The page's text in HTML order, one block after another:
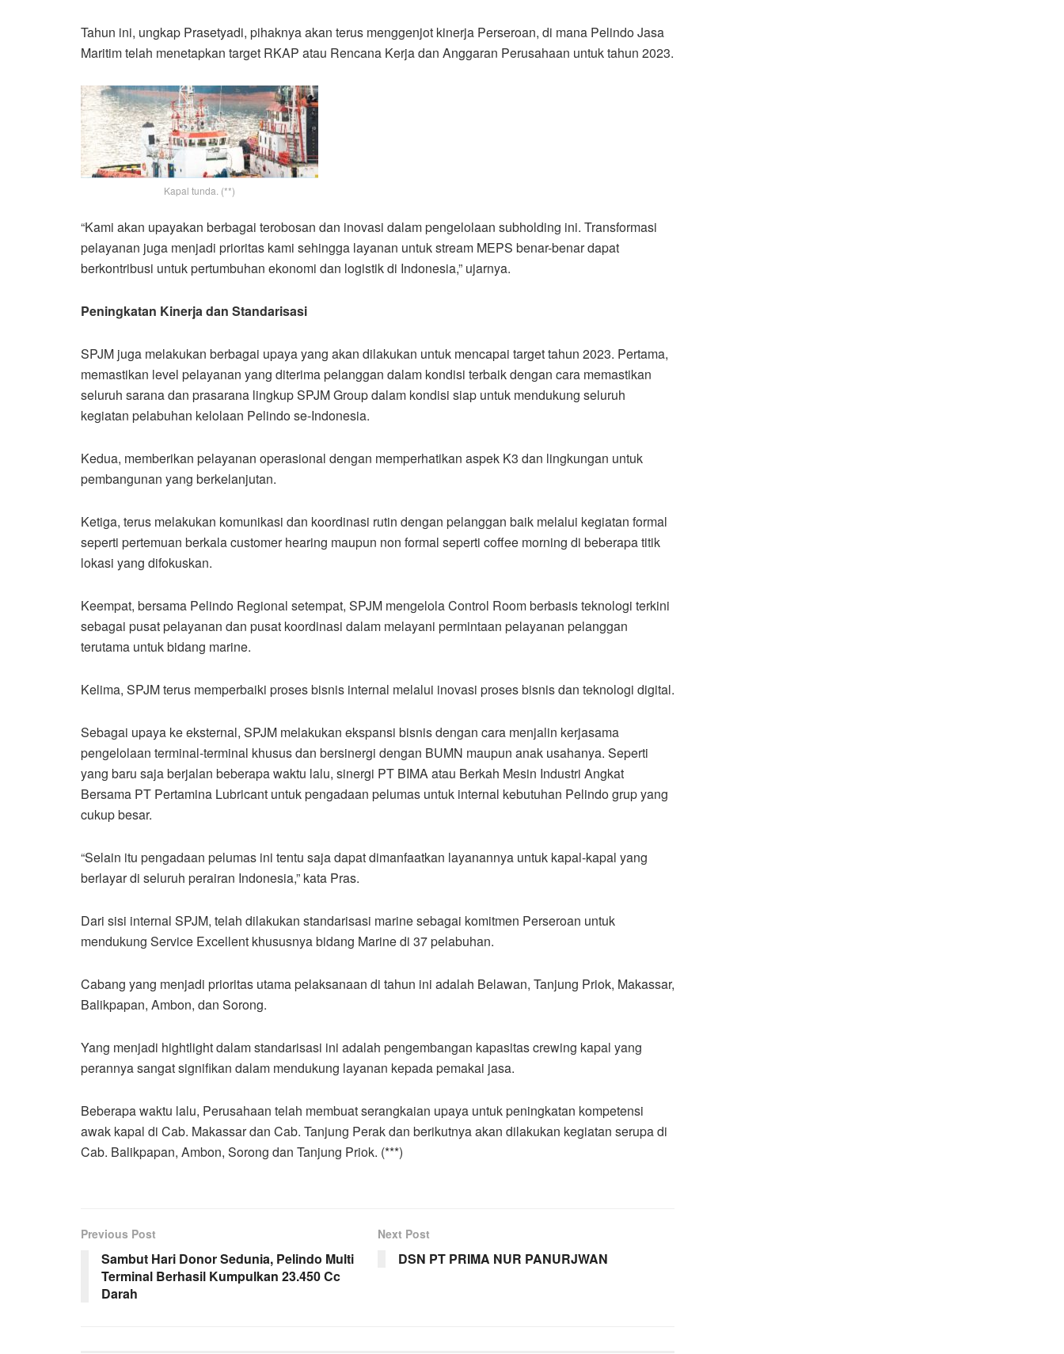
Tahun ini, ungkap Prasetyadi, pihaknya akan terus menggenjot kinerja Perseroan, di mana Pelindo Jasa
Maritim telah menetapkan target RKAP atau Rencana Kerja dan Anggaran Perusahaan untuk tahun 2023.
Kapal tunda. (**)
“Kami akan upayakan berbagai terobosan dan inovasi dalam pengelolaan subholding ini. Transformasi
pelayanan juga menjadi prioritas kami sehingga layanan untuk stream MEPS benar-benar dapat
berkontribusi untuk pertumbuhan ekonomi dan logistik di Indonesia,” ujarnya.
Peningkatan Kinerja dan Standarisasi
SPJM juga melakukan berbagai upaya yang akan dilakukan untuk mencapai target tahun 2023. Pertama,
memastikan level pelayanan yang diterima pelanggan dalam kondisi terbaik dengan cara memastikan
seluruh sarana dan prasarana lingkup SPJM Group dalam kondisi siap untuk mendukung seluruh
kegiatan pelabuhan kelolaan Pelindo se-Indonesia.
Kedua, memberikan pelayanan operasional dengan memperhatikan aspek K3 dan lingkungan untuk
pembangunan yang berkelanjutan.
Ketiga, terus melakukan komunikasi dan koordinasi rutin dengan pelanggan baik melalui kegiatan formal
seperti pertemuan berkala customer hearing maupun non formal seperti coffee morning di beberapa titik
lokasi yang difokuskan.
Keempat, bersama Pelindo Regional setempat, SPJM mengelola Control Room berbasis teknologi terkini
sebagai pusat pelayanan dan pusat koordinasi dalam melayani permintaan pelayanan pelanggan
terutama untuk bidang marine.
Kelima, SPJM terus memperbaiki proses bisnis internal melalui inovasi proses bisnis dan teknologi digital.
Sebagai upaya ke eksternal, SPJM melakukan ekspansi bisnis dengan cara menjalin kerjasama
pengelolaan terminal-terminal khusus dan bersinergi dengan BUMN maupun anak usahanya. Seperti
yang baru saja berjalan beberapa waktu lalu, sinergi PT BIMA atau Berkah Mesin Industri Angkat
Bersama PT Pertamina Lubricant untuk pengadaan pelumas untuk internal kebutuhan Pelindo grup yang
cukup besar.
“Selain itu pengadaan pelumas ini tentu saja dapat dimanfaatkan layanannya untuk kapal-kapal yang
berlayar di seluruh perairan Indonesia,” kata Pras.
Dari sisi internal SPJM, telah dilakukan standarisasi marine sebagai komitmen Perseroan untuk
mendukung Service Excellent khususnya bidang Marine di 37 pelabuhan.
Cabang yang menjadi prioritas utama pelaksanaan di tahun ini adalah Belawan, Tanjung Priok, Makassar,
Balikpapan, Ambon, dan Sorong.
Yang menjadi hightlight dalam standarisasi ini adalah pengembangan kapasitas crewing kapal yang
perannya sangat signifikan dalam mendukung layanan kepada pemakai jasa.
Beberapa waktu lalu, Perusahaan telah membuat serangkaian upaya untuk peningkatan kompetensi
awak kapal di Cab. Makassar dan Cab. Tanjung Perak dan berikutnya akan dilakukan kegiatan serupa di
Cab. Balikpapan, Ambon, Sorong dan Tanjung Priok. (***)
Previous Post
Sambut Hari Donor Sedunia, Pelindo Multi
Terminal Berhasil Kumpulkan 23.450 Cc
Darah
Next Post
DSN PT PRIMA NUR PANURJWAN